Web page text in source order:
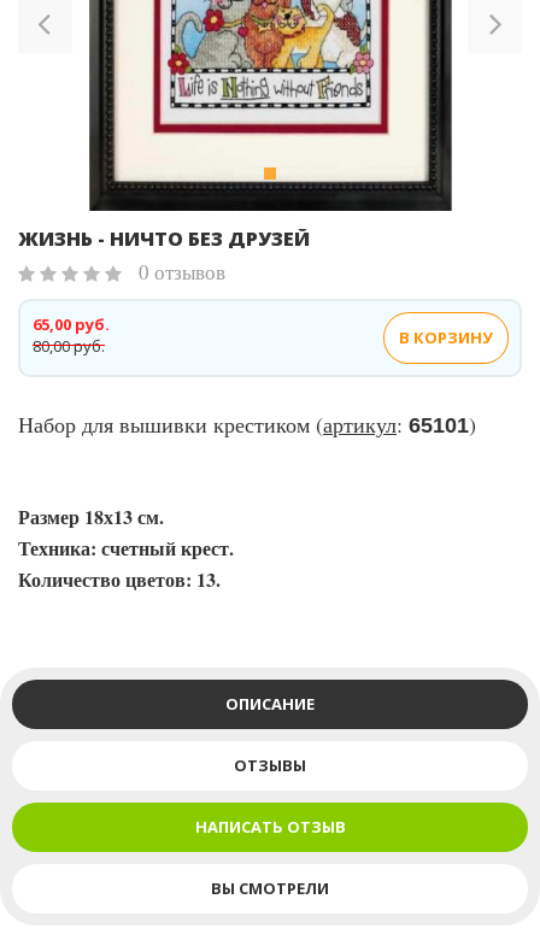
ЖИЗНЬ - НИЧТО БЕЗ ДРУЗЕЙ
0 отзывов
80,00 руб.
65,00 руб.
В КОРЗИНУ
Набор для вышивки крестиком (артикул: 65101)
Размер 18х13 см.
Техника: счетный крест.
Количество цветов: 13.
ОПИСАНИЕ
ОТЗЫВЫ
НАПИСАТЬ ОТЗЫВ
ВЫ СМОТРЕЛИ